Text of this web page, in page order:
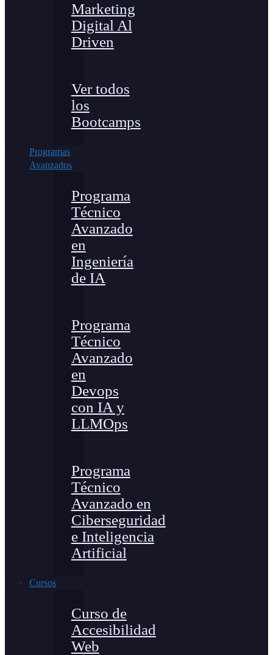
Marketing
Digital Al
Driven
Ver todos
los
Bootcamps
Programas
Avanzados
Programa
Técnico
Avanzado
en
Ingeniería
de IA
Programa
Técnico
Avanzado
en
Devops
con IA y
LLMOps
Programa
Técnico
Avanzado en
Ciberseguridad
e Inteligencia
Artificial
Cursos
Curso de
Accesibilidad
Web